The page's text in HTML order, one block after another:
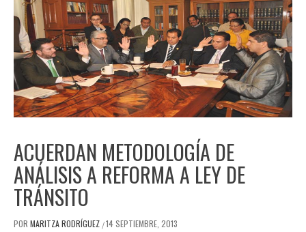
ACUERDAN METODOLOGÍA DE
ANÁLISIS A REFORMA A LEY DE
TRÁNSITO
POR MARITZA RODRÍGUEZ /14 SEPTIEMBRE, 2013